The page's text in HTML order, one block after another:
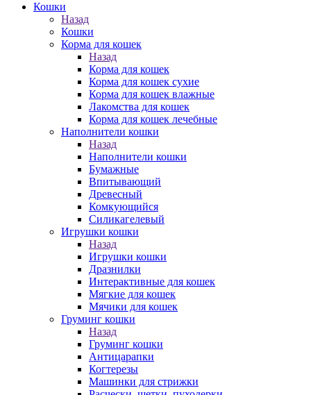
Кошки
Назад
Кошки
Корма для кошек
Назад
Корма для кошек
Корма для кошек сухие
Корма для кошек влажные
Лакомства для кошек
Корма для кошек лечебные
Наполнители кошки
Назад
Наполнители кошки
Бумажные
Впитывающий
Древесный
Комкующийся
Силикагелевый
Игрушки кошки
Назад
Игрушки кошки
Дразнилки
Интерактивные для кошек
Мягкие для кошек
Мячики для кошек
Груминг кошки
Назад
Груминг кошки
Антицарапки
Когтерезы
Машинки для стрижки